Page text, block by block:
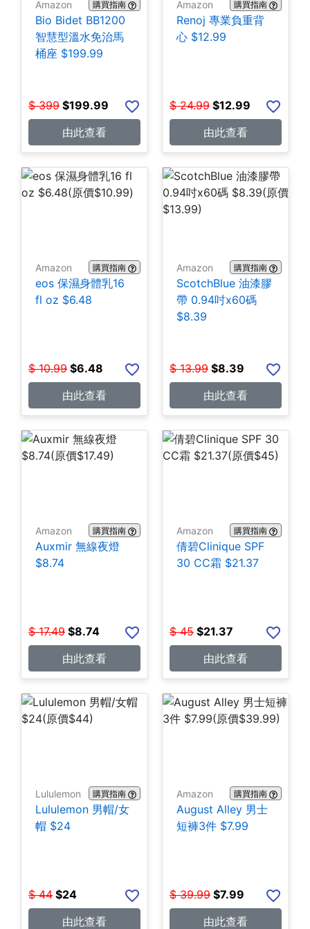
Amazon 購買指南
Bio Bidet BB1200
智慧型溫水免治馬
桶座 $199.99
$ 399 $199.99
由此查看
Amazon 購買指南
Renoj 專業負重背
心 $12.99
$ 24.99 $12.99
由此查看
Amazon 購買指南
eos 保濕身體乳16
fl oz $6.48
$ 10.99 $6.48
由此查看
Amazon 購買指南
ScotchBlue 油漆膠
帶 0.94吋x60碼
$8.39
$ 13.99 $8.39
由此查看
Amazon 購買指南
Auxmir 無線夜燈
$8.74
$ 17.49 $8.74
由此查看
Amazon 購買指南
倩碧Clinique SPF
30 CC霜 $21.37
$ 45 $21.37
由此查看
Lululemon 購買指南
Lululemon 男帽/女
帽 $24
$ 44 $24
由此查看
Amazon 購買指南
August Alley 男士
短褲3件 $7.99
$ 39.99 $7.99
由此查看